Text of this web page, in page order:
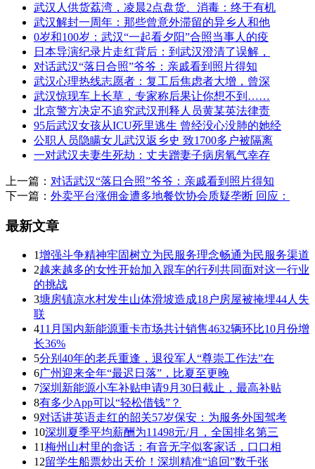
武汉人供货荔湾，凌晨2点盘货、消毒：终于有机
武汉解封一周年：那些曾意外滞留的异乡人和他
0岁和100岁：武汉“一起看夕阳”合照当事人的疫
日本导演纪录片走红背后：到武汉澄清了误解，
对话武汉“落日合照”爷爷：亲戚看到照片得知
武汉心理热线志愿者：复工后焦虑者大增，曾深
武汉惊现车上长草，专家称后果让你想不到……
北京警方决定不追究武汉刑释人员黄某英法律责
95后武汉女孩从ICU死里逃生 曾经没心没肺的她经
公职人员隐瞒女儿武汉返乡史 致1700多户被隔离
一对武汉夫妻生死劫：丈夫蹭妻子病房氧气幸存
上一篇： 对话武汉“落日合照”爷爷：亲戚看到照片得知
下一篇： 外卖平台涨佣金遭多地餐饮协会质疑垄断 回应：
最新文章
1增强斗争精神牢固树立为民服务理念畅通为民服务渠道
2越来越多的女性开始加入跟车的行列共同面对这一行业
的挑战
3塘房镇凉水村发生山体滑坡造成18户房屋被掩埋44人失
联
411月国内新能源重卡市场共计销售4632辆环比10月份增
长36%
5分别40年的老兵重逢，退役军人“尊崇工作法”在
6广州迎来全年“最迟日落”，比夏至更晚
7深圳新能源小车补贴申请9月30日截止，最高补贴
8有多少App可以“轻松借钱”？
9对话讲英语走红的韶关57岁保安：为服务外国驾考
10深圳夏季平均薪酬为11498元/月，全国排名第三
11梅州山村里的畲话：有音无字似客家话，口口相
12留学生船票炒出天价！深圳精准“追回”数千张